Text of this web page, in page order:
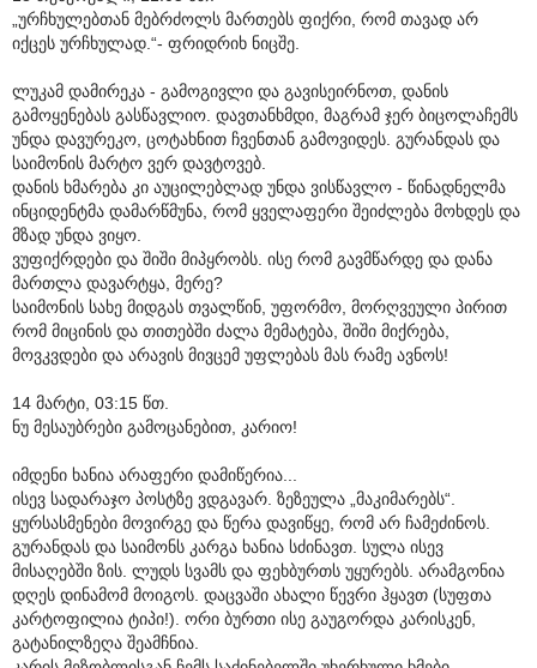
„ურჩხულებთან მებრძოლს მართებს ფიქრი, რომ თავად არ
იქცეს ურჩხულად.“- ფრიდრიხ ნიცშე.
ლუკამ დამირეკა - გამოგივლი და გავისეირნოთ, დანის
გამოყენებას გასწავლიო. დავთანხმდი, მაგრამ ჯერ ბიცოლაჩემს
უნდა დავურეკო, ცოტახნით ჩვენთან გამოვიდეს. გურანდას და
საიმონის მარტო ვერ დავტოვებ.
დანის ხმარება კი აუცილებლად უნდა ვისწავლო - წინადნელმა
ინციდენტმა დამარწმუნა, რომ ყველაფერი შეიძლება მოხდეს და
მზად უნდა ვიყო.
ვუფიქრდები და შიში მიპყრობს. ისე რომ გავმწარდე და დანა
მართლა დავარტყა, მერე?
საიმონის სახე მიდგას თვალწინ, უფორმო, მორღვეული პირით
რომ მიცინის და თითებში ძალა მემატება, შიში მიქრება,
მოვკვდები და არავის მივცემ უფლებას მას რამე ავნოს!
14 მარტი, 03:15 წთ.
ნუ მესაუბრები გამოცანებით, კარიო!
იმდენი ხანია არაფერი დამიწერია...
ისევ სადარაჯო პოსტზე ვდგავარ. ზეზეულა „მაკიმარებს“.
ყურსასმენები მოვირგე და წერა დავიწყე, რომ არ ჩამეძინოს.
გურანდას და საიმონს კარგა ხანია სძინავთ. სულა ისევ
მისაღებში ზის. ლუდს სვამს და ფეხბურთს უყურებს. არამგონია
დღეს დინამომ მოიგოს. დაცვაში ახალი წევრი ჰყავთ (სუფთა
კარტოფილია ტიპი!). ორი ბურთი ისე გაუგორდა კარისკენ,
გატანილზეღა შეამჩნია.